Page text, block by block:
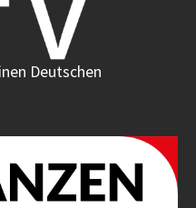
Deutschen